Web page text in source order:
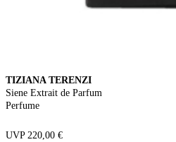
TIZIANA TERENZI
Siene Extrait de Parfum
Perfume
UVP 220,00 €